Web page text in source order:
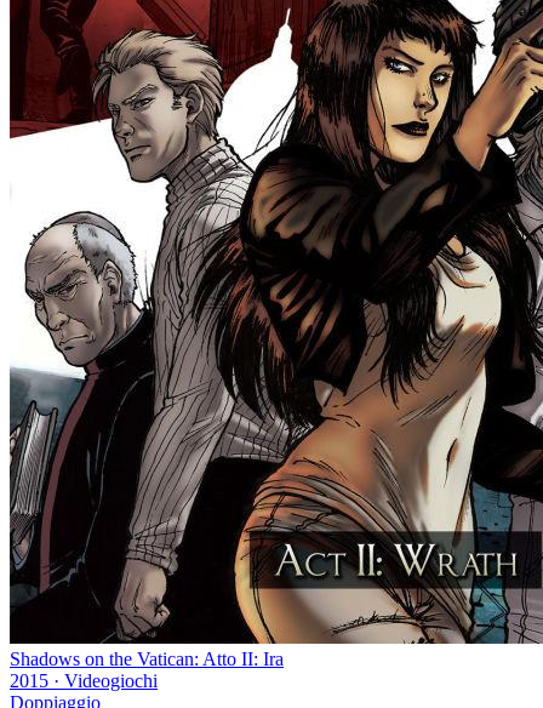
Shadows on the Vatican: Atto II: Ira
2015 · Videogiochi
Doppiaggio